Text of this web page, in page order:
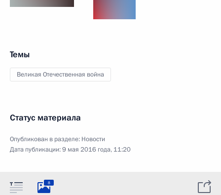
Темы
Великая Отечественная война
Статус материала
Опубликован в разделе: Новости
Дата публикации:9 мая 2016 года, 11:20
8